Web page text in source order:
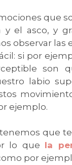
que
y el asco, y
observar las
si por
son
labio
ejemplo.
que
lo que la
por